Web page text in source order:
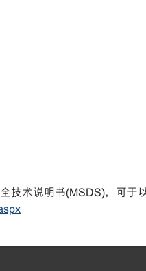
技术说明书(MSDS)，可于